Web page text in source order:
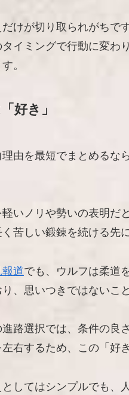
けが切り取られがちで
イミングで行動に変わ
。
好き」
由を最短でまとめるな
いノリや勢いの表明だ
苦しい鍛錬を続ける先
道でも、ウルフは柔道
、思いつきではないこ
進路選択では、条件の
右するため、この「好
してはシンプルでも、